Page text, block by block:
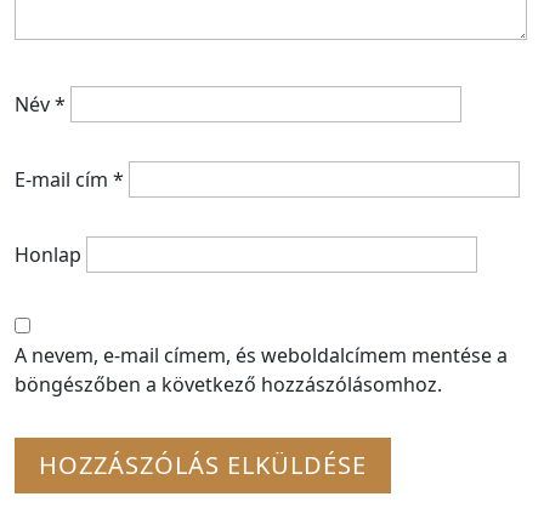
Név*
E-mail cím *
Honlap
A nevem, e-mail címem, és weboldalcímem mentése a
böngészőben a következő hozzászólásomhoz.